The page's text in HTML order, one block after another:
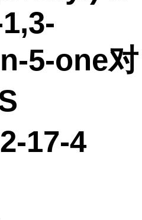
5-one对
17-4